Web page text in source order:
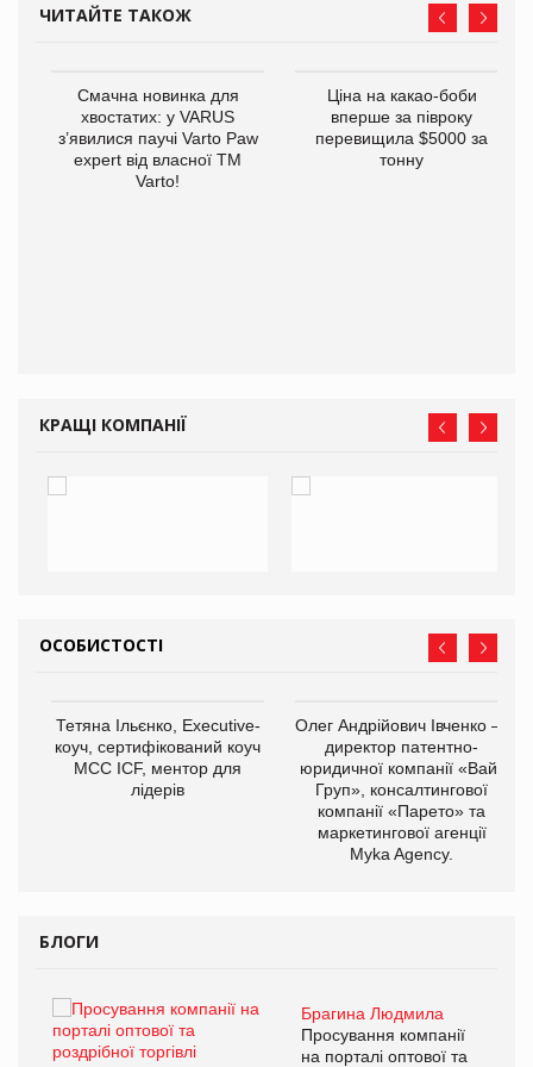
ЧИТАЙТЕ ТАКОЖ
Смачна новинка для
хвостатих: у VARUS
з’явилися паучі Varto Paw
expert від власної ТМ
Varto!
Ціна на какао-боби
вперше за півроку
перевищила $5000 за
тонну
КРАЩІ КОМПАНІЇ
ОСОБИСТОСТІ
Тетяна Ільєнко, Executive-
коуч, сертифікований коуч
МСС ICF, ментор для
лідерів
Олег Андрійович Івченко —
директор патентно-
юридичної компанії «Вайз
Груп», консалтингової
компанії «Парето» та
маркетингової агенції
Myka Agency.
БЛОГИ
Брагина Людмила
Просування компанії
на порталі оптової та